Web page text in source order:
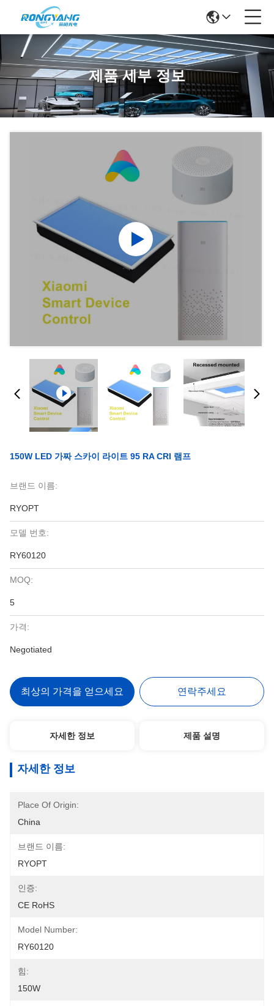
제품 세부 정보
150W LED 가짜 스카이 라이트 95 RA CRI 램프
브랜드 이름:
RYOPT
모델 번호:
RY60120
MOQ:
5
가격:
Negotiated
최상의 가격을 얻으세요 연락주세요
자세한 정보 제품 설명
자세한 정보
Place Of Origin:
China
브랜드 이름:
RYOPT
인증:
CE RoHS
Model Number:
RY60120
힘:
150W